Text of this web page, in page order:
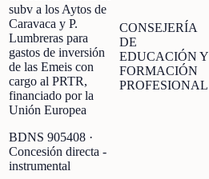
subv a los Aytos de
Caravaca y P.
Lumbreras para
gastos de inversión
de las Emeis con
cargo al PRTR,
financiado por la
Unión Europea
BDNS 905408 ·
Concesión directa -
instrumental
CONSEJERÍA
DE
EDUCACIÓN Y
FORMACIÓN
PROFESIONAL